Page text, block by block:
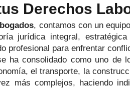
Derechos
, contamos con un
jurídica integral,
profesional para enfrentar
ha consolidado como uno de
el transporte, la
más complejos, haciendo